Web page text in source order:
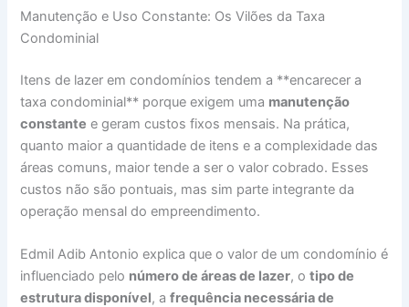
Manutenção e Uso Constante: Os Vilões da Taxa
Condominial
Itens de lazer em condomínios tendem a **encarecer a
taxa condominial** porque exigem uma manutenção
constante e geram custos fixos mensais. Na prática,
quanto maior a quantidade de itens e a complexidade das
áreas comuns, maior tende a ser o valor cobrado. Esses
custos não são pontuais, mas sim parte integrante da
operação mensal do empreendimento.
Edmil Adib Antonio explica que o valor de um condomínio é
influenciado pelo número de áreas de lazer, otipo de
estrutura disponível, afrequência necessária de